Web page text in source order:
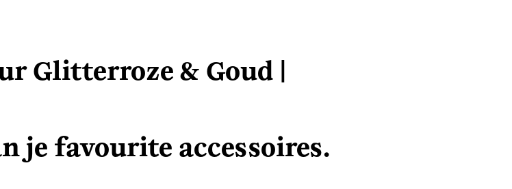
Glitterroze & Goud |
je favourite accessoires.